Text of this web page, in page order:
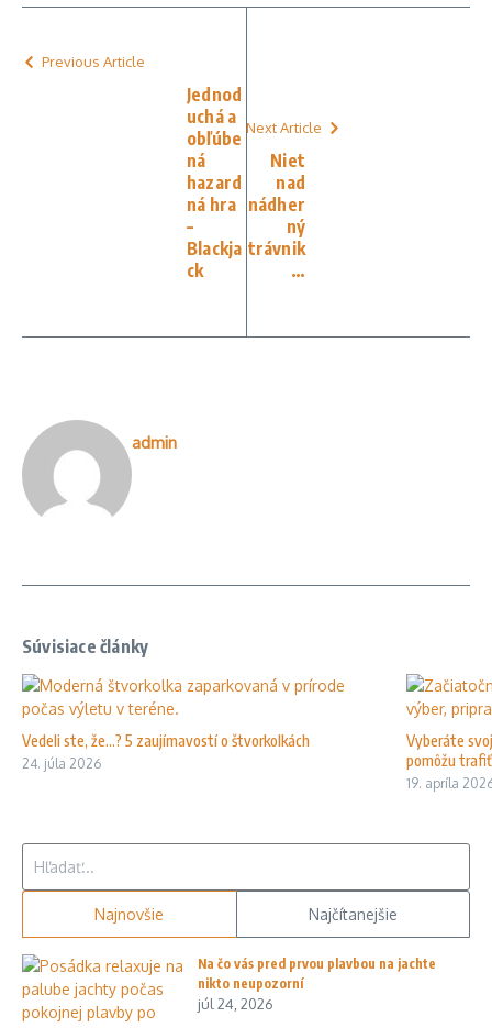
Previous Article
Jednod
uchá a
obľúbe
ná
hazard
ná hra
–
Blackja
ck
Next Article
Niet
nad
nádher
ný
trávnik
…
admin
Súvisiace články
Vedeli ste, že…? 5 zaujímavostí o štvorkolkách
24. júla 2026
Vyberáte
pomôžu
19. apríla
Najnovšie Najčítanejšie
Na čo vás pred prvou plavbou na jachte
nikto neupozorní
júl 24, 2026